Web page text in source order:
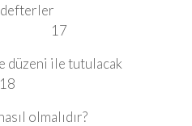
17
düzeni ile tutulacak
olmalıdır?